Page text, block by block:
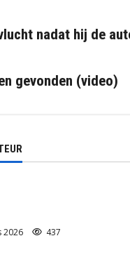
nadat hij de
gevonden (video)
2026 437